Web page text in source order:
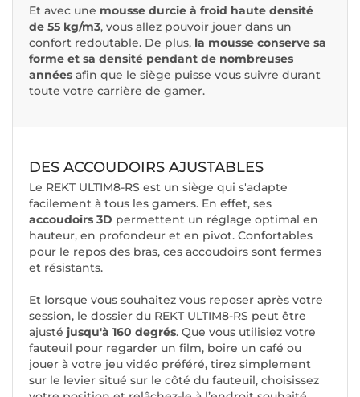
Et avec une mousse durcie à froid haute densité
de 55 kg/m3, vous allez pouvoir jouer dans un
confort redoutable. De plus, la mousse conserve sa
forme et sa densité pendant de nombreuses
années afin que le siège puisse vous suivre durant
toute votre carrière de gamer.
DES ACCOUDOIRS AJUSTABLES
Le REKT ULTIM8-RS est un siège qui s'adapte
facilement à tous les gamers. En effet, ses
accoudoirs 3D permettent un réglage optimal en
hauteur, en profondeur et en pivot. Confortables
pour le repos des bras, ces accoudoirs sont fermes
et résistants.
Et lorsque vous souhaitez vous reposer après votre
session, le dossier du REKT ULTIM8-RS peut être
ajusté jusqu'à 160 degrés. Que vous utilisiez votre
fauteuil pour regarder un film, boire un café ou
jouer à votre jeu vidéo préféré, tirez simplement
sur le levier situé sur le côté du fauteuil, choisissez